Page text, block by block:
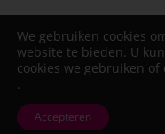
We gebruiken cookies
website te bieden. U
cookies we gebruiken
.
Accepteren